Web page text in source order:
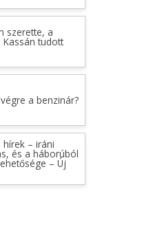
szerette, a
tudott
a benzinár?
hírek – iráni
és a háborúból
– Új